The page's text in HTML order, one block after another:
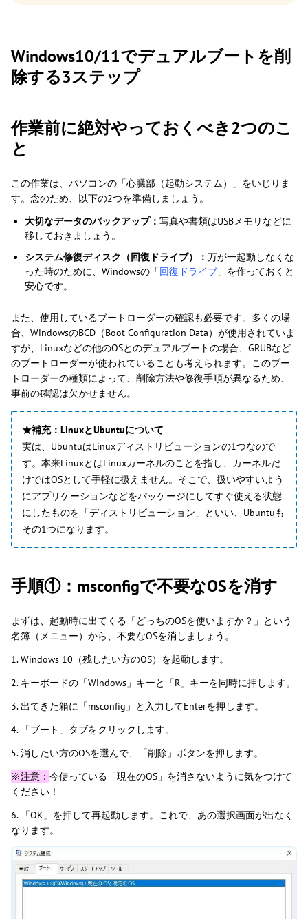
Windows10/11でデュアルブートを削
除する3ステップ
作業前に絶対やっておくべき2つのこ
と
この作業は、パソコンの「心臓部（起動システム）」をいじりま
す。念のため、以下の2つを準備しましょう。
大切なデータのバックアップ： 写真や書類はUSBメモリなどに
移しておきましょう。
システム修復ディスク（回復ドライブ）： 万が一起動しなくな
った時のために、Windowsの「回復ドライブ 」を作っておくと
安心です。
また、使用しているブートローダーの確認も必要です。多くの場
合、WindowsのBCD（Boot Configuration Data）が使用されていま
すが、Linuxなどの他のOSとのデュアルブートの場合、GRUBなど
のブートローダーが使われていることも考えられます。このブー
トローダーの種類によって、削除方法や修復手順が異なるため、
事前の確認は欠かせません。
★補充：LinuxとUbuntuについて
実は、UbuntuはLinuxディストリビューションの1つなので
す。本来LinuxとはLinuxカーネルのことを指し、カーネルだ
けではOSとして手軽に扱えません。そこで、扱いやすいよう
にアプリケーションなどをパッケージにしてすぐ使える状態
にしたものを「ディストリビューション」といい、Ubuntuも
その1つになります。
手順①：msconfigで不要なOSを消す
まずは、起動時に出てくる「どっちのOSを使いますか？」という
名簿（メニュー）から、不要なOSを消しましょう。
1. Windows 10（残したい方のOS）を起動します。
2. キーボードの「Windows」キーと「R」キーを同時に押します。
3. 出てきた箱に「msconfig」と入力してEnterを押します。
4. 「ブート」タブをクリックします。
5. 消したい方のOSを選んで、「削除」ボタンを押します。
※注意： 今使っている「現在のOS」を消さないように気をつけて
ください！
6. 「OK」を押して再起動します。これで、あの選択画面が出なく
なります。